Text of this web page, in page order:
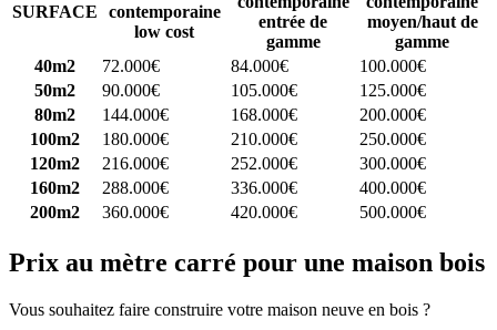
SURFACE
contemporaine
low cost
entrée de
gamme
moyen/haut de
gamme
40m2
72.000€ 84.000€
100.000€
50m2
90.000€ 105.000€
125.000€
80m2
144.000€ 168.000€
200.000€
100m2
180.000€ 210.000€
250.000€
120m2
216.000€ 252.000€
300.000€
160m2
288.000€ 336.000€
400.000€
200m2
360.000€ 420.000€ 500.000€
Prix au mètre carré pour une maison bois
Vous souhaitez faire construire votre maison neuve en bois ?